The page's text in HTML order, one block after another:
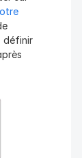
définir